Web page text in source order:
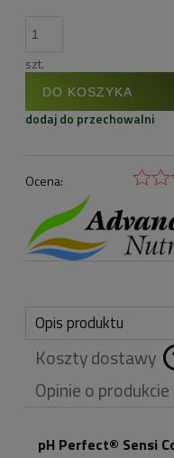
szt.
DO KOSZYKA
dodaj do przechowalni
Ocena:
Opis produktu
Koszty dostawy
Cena nie
płatności
Opinie o produkcie
pH Perfect® Sensi